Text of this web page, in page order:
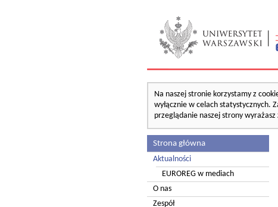
Na naszej stronie korzystamy z
wyłącznie w celach statystycznych.
przeglądanie naszej strony
Strona główna
Aktualności
EUROREG w mediach
O nas
Zespół